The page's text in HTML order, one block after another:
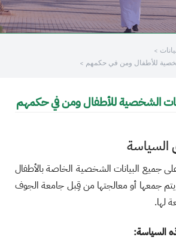
للأطفال ومن في حكمهم
الشخصية للأطفال ومن في حكمهم
جميع البيانات الشخصية الخاصة بالأطفال
جمعها أو معالجتها من قِبل جامعة الجوف
لها.
السياسة: